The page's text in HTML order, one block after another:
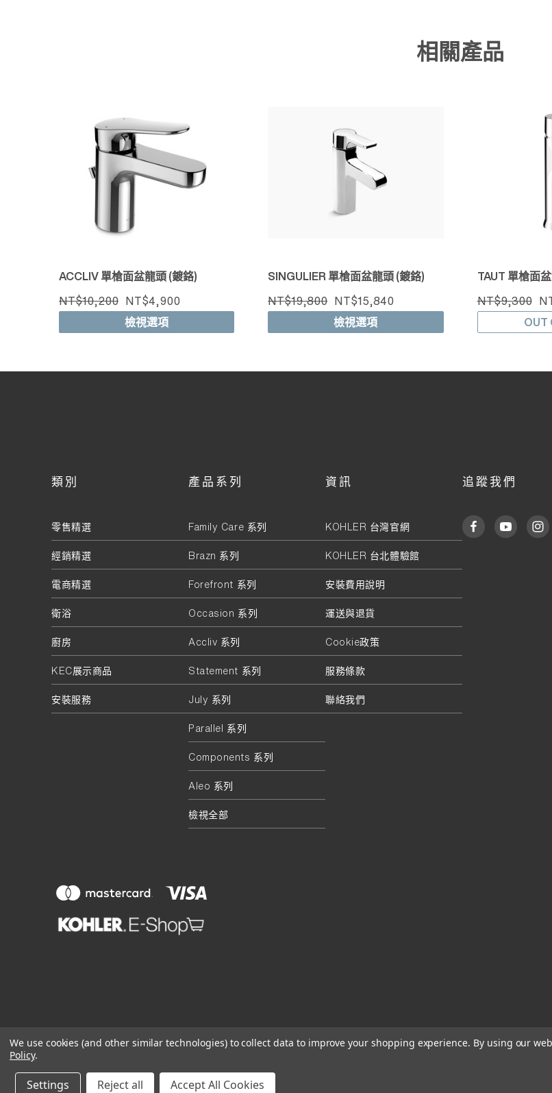
相關產品
快速檢視
ACCLIV 單槍面盆龍頭 (鍍鉻)
NT$10,200 NT$4,900
檢視選項
快速檢視
SINGULIER 單槍面盆龍頭 (鍍鉻)
NT$19,800 NT$15,840
檢視選項
TAUT 單槍面
NT$9,300
OUT
類別
零售精選
經銷精選
電商精選
衛浴
廚房
KEC展示商品
安裝服務
產品系列
Family Care 系列
Brazn 系列
Forefront 系列
Occasion 系列
Accliv 系列
Statement 系列
July 系列
Parallel 系列
Components 系列
Aleo 系列
檢視全部
資訊
KOHLER 台灣官網
KOHLER 台北體驗館
安裝費用說明
運送與退貨
Cookie政策
服務條款
聯絡我們
追蹤我們
We use cookies (and other similar technologies) to collect data to improve your shopping experience. By using our
Policy.
Settings Reject all Accept All Cookies